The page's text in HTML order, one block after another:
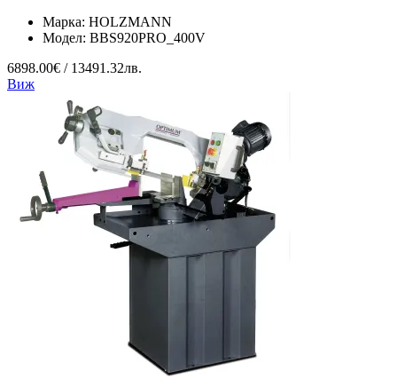
Марка: HOLZMANN
Модел: BBS920PRO_400V
6898.00€ / 13491.32лв.
Виж